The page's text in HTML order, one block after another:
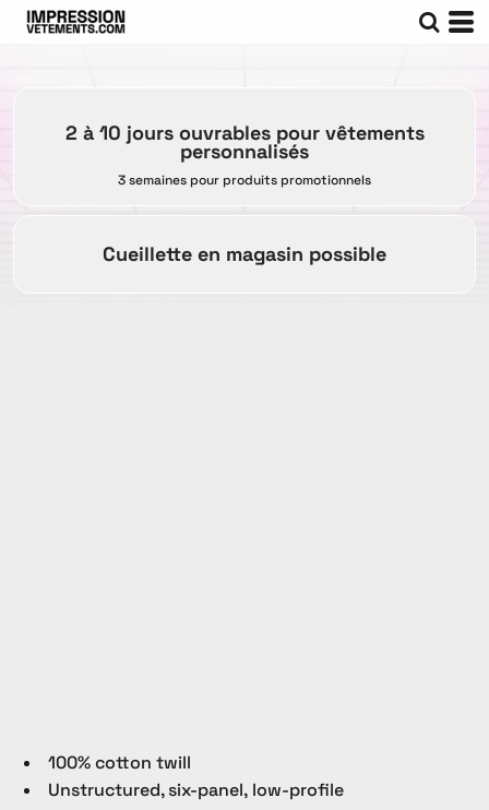
2 à 10 jours ouvrables pour vêtements
personnalisés
3 semaines pour produits promotionnels
Cueillette en magasin possible
100% cotton twill
Unstructured, six-panel, low-profile